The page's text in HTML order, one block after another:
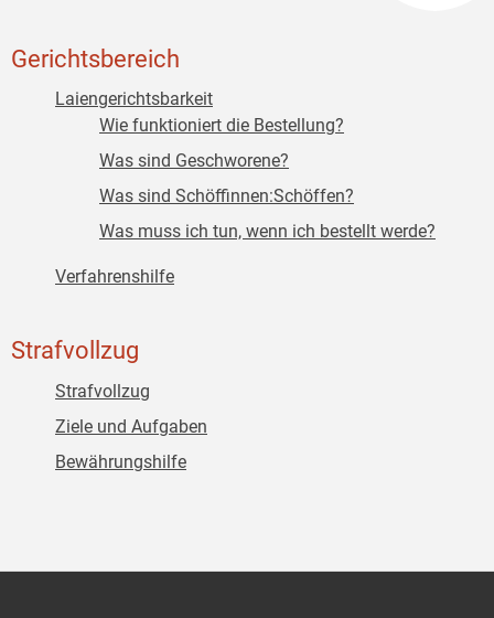
Gerichtsbereich
Laiengerichtsbarkeit
Wie funktioniert die Bestellung?
Was sind Geschworene?
Was sind Schöffinnen:Schöffen?
Was muss ich tun, wenn ich bestellt werde?
Verfahrenshilfe
Strafvollzug
Strafvollzug
Ziele und Aufgaben
Bewährungshilfe